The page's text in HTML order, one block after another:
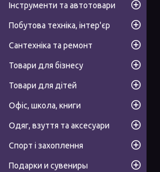
Інструменти та автотовари
Побутова техніка, інтер'єр
Сантехніка та ремонт
Товари для бізнесу
Товари для дітей
Офіс, школа, книги
Одяг, взуття та аксесуари
Спорт і захоплення
Подарки и сувениры